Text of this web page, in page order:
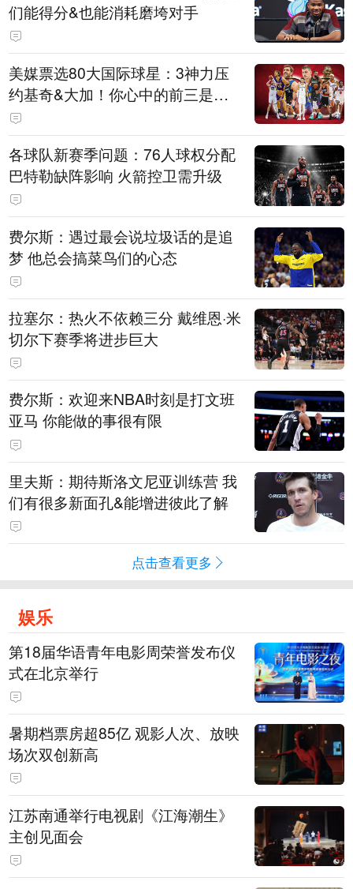
们能得分&也能消耗磨垮对手
美媒票选80大国际球星：3神力压
约基奇&大加！你心中的前三是
谁？
各球队新赛季问题：76人球权分配
巴特勒缺阵影响 火箭控卫需升级
费尔斯：遇过最会说垃圾话的是追
梦 他总会搞菜鸟们的心态
拉塞尔：热火不依赖三分 戴维恩·米
切尔下赛季将进步巨大
费尔斯：欢迎来NBA时刻是打文班
亚马 你能做的事很有限
里夫斯：期待斯洛文尼亚训练营 我
们有很多新面孔&能增进彼此了解
点击查看更多
娱乐
第18届华语青年电影周荣誉发布仪
式在北京举行
暑期档票房超85亿 观影人次、放映
场次双创新高
江苏南通举行电视剧《江海潮生》
主创见面会